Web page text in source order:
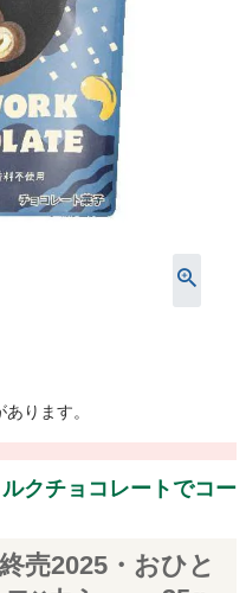
ります。
クチョコレートでコー
売2025・おひと